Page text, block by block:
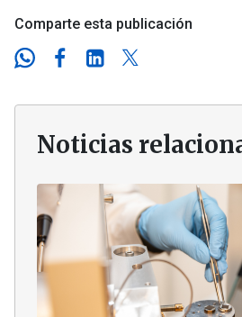
Comparte esta publicación
Noticias